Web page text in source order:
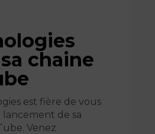
chaine
est fière de vous
de sa
Venez